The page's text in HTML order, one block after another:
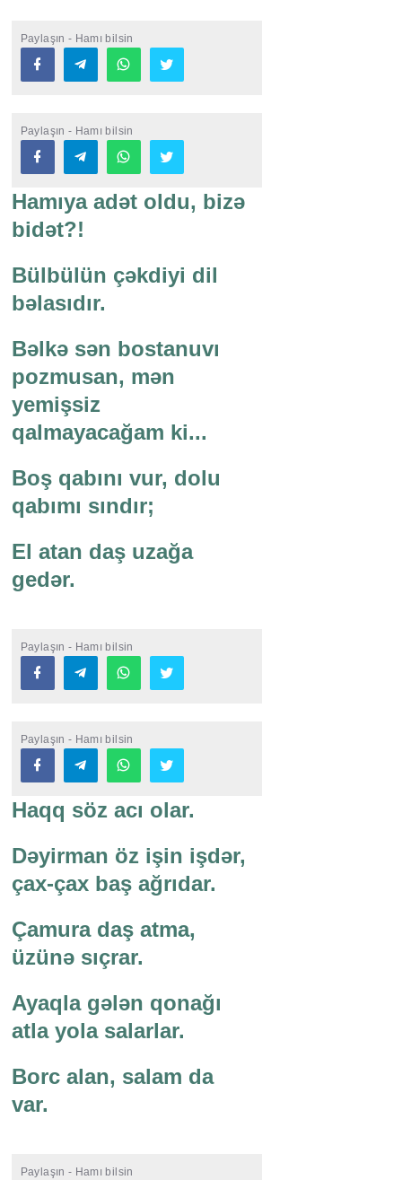
Paylaşın - Hamı bilsin
Paylaşın - Hamı bilsin
Hamıya adət oldu, bizə
bidət?!
Bülbülün çəkdiyi dil
bəlasıdır.
Bəlkə sən bostanuvı
pozmusan, mən
yemişsiz
qalmayacağam ki...
Boş qabını vur, dolu
qabımı sındır;
El atan daş uzağa
gedər.
Paylaşın - Hamı bilsin
Paylaşın - Hamı bilsin
Haqq söz acı olar.
Dəyirman öz işin işdər,
çax-çax baş ağrıdar.
Çamura daş atma,
üzünə sıçrar.
Ayaqla gələn qonağı
atla yola salarlar.
Borc alan, salam da
var.
Paylaşın - Hamı bilsin